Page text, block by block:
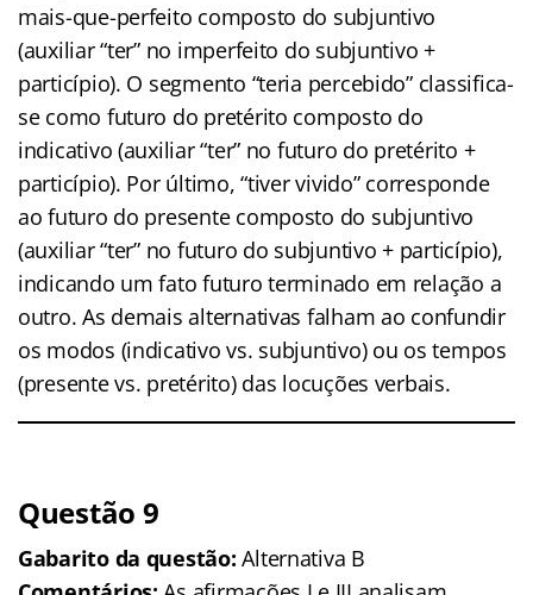
mais-que-perfeito composto do subjuntivo
(auxiliar “ter” no imperfeito do subjuntivo +
particípio). O segmento “teria percebido” classifica-
se como futuro do pretérito composto do
indicativo (auxiliar “ter” no futuro do pretérito +
particípio). Por último, “tiver vivido” corresponde
ao futuro do presente composto do subjuntivo
(auxiliar “ter” no futuro do subjuntivo + particípio),
indicando um fato futuro terminado em relação a
outro. As demais alternativas falham ao confundir
os modos (indicativo vs. subjuntivo) ou os tempos
(presente vs. pretérito) das locuções verbais.
Questão 9
Gabarito da questão: Alternativa B